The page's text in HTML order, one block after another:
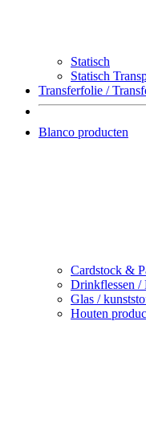
Statisch
Statisch
Transferfolie /
Blanco producten
Cardstock &
Drinkflessen /
Glas /
Houten